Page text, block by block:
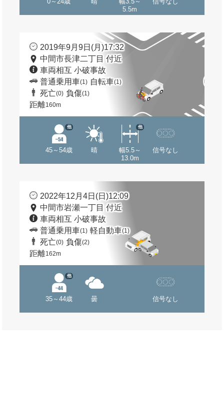
5.5m
2019年9月9日(月)17:32
中間市長津二丁目 付近
車両相互 小破事故
普通乗用車(1) 自転車(1)
死亡(0) 負傷(1)
距離160m
45～54歳
他
晴
幅5.5～
13.0m
他
信号なし
2022年12月4日(日)12:09
中間市岩瀬一丁目 付近
車両相互 小破事故
普通乗用車(1) 軽自動車(1)
死亡(0) 負傷(2)
距離162m
35～44歳
他
曇 信号なし